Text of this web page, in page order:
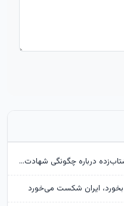
خانواده شهید لاریجانی: از اظهارات شتاب‌زده درباره چگونگی شهادت اجتناب کنید
ایران شکست می‌خورد